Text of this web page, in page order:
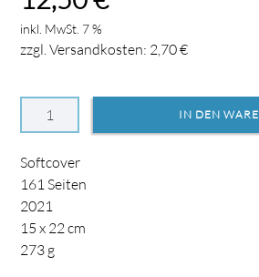
inkl. MwSt. 7 %
zzgl. Versandkosten: 2,70€
Softcover
161Seiten
2021
15 x 22 cm
273 g